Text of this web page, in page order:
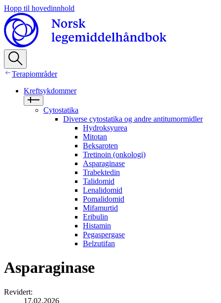
Hopp til hovedinnhold
Terapiområder
Kreftsykdommer
Cytostatika
Diverse cytostatika og andre antitumormidler
Hydroksyurea
Mitotan
Beksaroten
Tretinoin (onkologi)
Asparaginase
Trabektedin
Talidomid
Lenalidomid
Pomalidomid
Mifamurtid
Eribulin
Histamin
Pegaspergase
Belzutifan
Asparaginase
Revidert:
17.02.2026